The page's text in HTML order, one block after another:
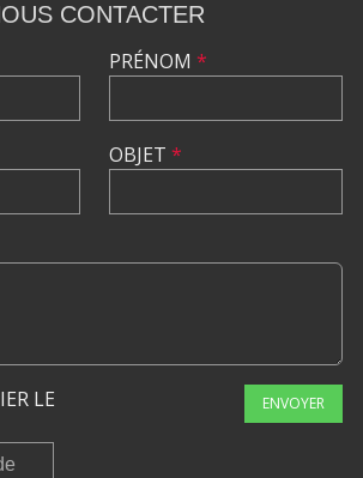
CONTACTER
PRÉNOM *
OBJET *
LE
ENVOYER